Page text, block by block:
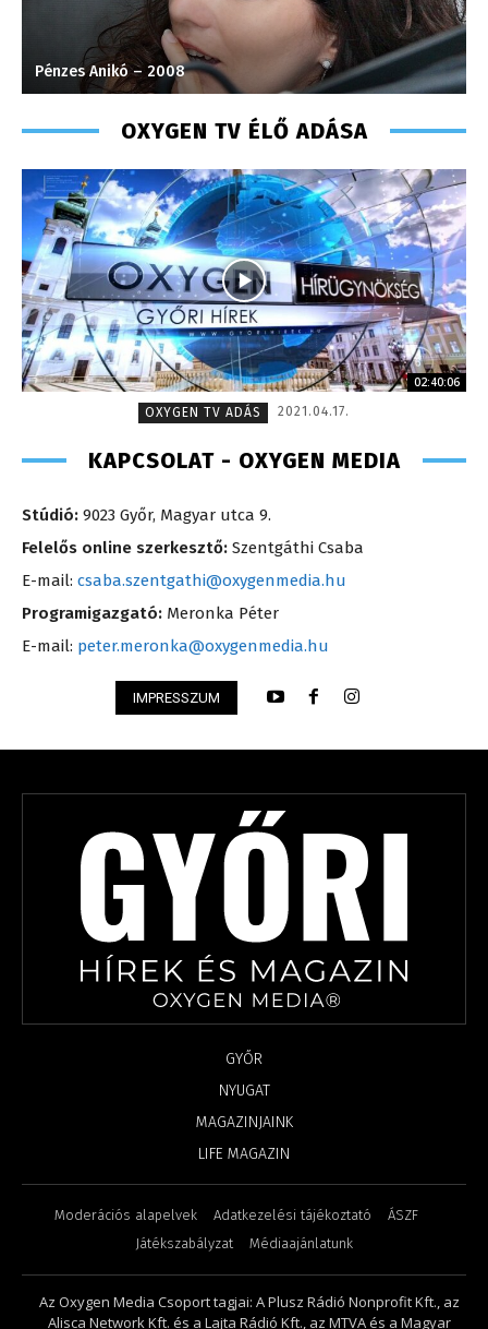
Szél Móni – szerkesztő-riporter – 2017
OXYGEN TV ÉLŐ ADÁSA
02:40:06
OXYGEN TV ADÁS
2021.04.17.
KAPCSOLAT - OXYGEN MEDIA
Stúdió: 9023 Győr, Magyar utca 9.
Felelős online szerkesztő: Szentgáthi Csaba
E-mail: csaba.szentgathi@oxygenmedia.hu
Programigazgató: Meronka Péter
E-mail: peter.meronka@oxygenmedia.hu
IMPRESSZUM
GYŐR
NYUGAT
MAGAZINJAINK
LIFE MAGAZIN
Moderációs alapelvek Adatkezelési tájékoztató
ÁSZF
Játékszabályzat
Médiaajánlatunk
Az Oxygen Media Csoport tagjai: A Plusz Rádió Nonprofit Kft., az
Alisca Network Kft. és a Lajta Rádió Kft., az MTVA és a Magyar